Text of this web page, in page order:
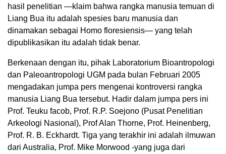
hasil penelitian —klaim bahwa rangka manusia temuan di
Liang Bua itu adalah spesies baru manusia dan
dinamakan sebagai Homo floresiensis— yang telah
dipublikasikan itu adalah tidak benar.
Berkenaan dengan itu, pihak Laboratorium Bioantropologi
dan Paleoantropologi UGM pada bulan Februari 2005
mengadakan jumpa pers mengenai kontroversi rangka
manusia Liang Bua tersebut. Hadir dalam jumpa pers ini
Prof. Teuku facob, Prof. R.P. Soejono (Pusat Penelitian
Arkeologi Nasional), Prof Alan Thorne, Prof. Heinenberg,
Prof. R. B. Eckhardt. Tiga yang terakhir ini adalah ilmuwan
dari Australia, Prof. Mike Morwood -yang juga dari